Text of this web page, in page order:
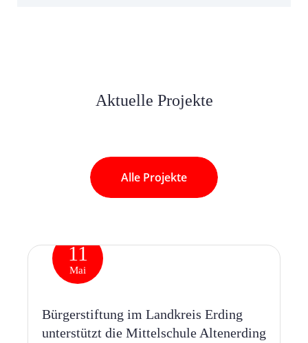
Aktuelle Projekte
Alle Projekte
11
Mai
Bürgerstiftung im Landkreis Erding
unterstützt die Mittelschule Altenerding